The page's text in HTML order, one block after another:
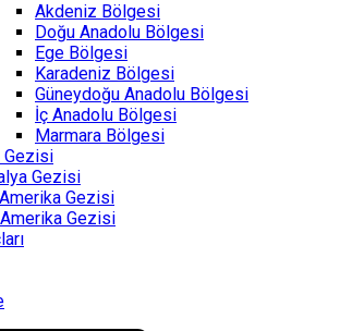
Akdeniz Bölgesi
Doğu Anadolu Bölgesi
Ege Bölgesi
Karadeniz Bölgesi
Güneydoğu Anadolu Bölgesi
İç Anadolu Bölgesi
Marmara Bölgesi
Gezisi
Gezisi
Gezisi
Gezisi